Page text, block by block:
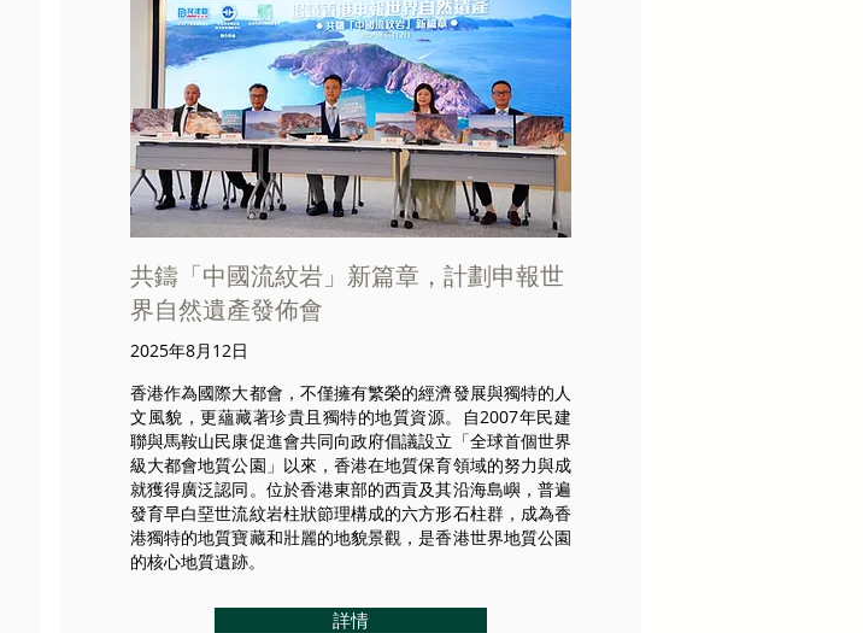
共鑄「中國流紋岩」新篇章，計劃申報世
界自然遺產發佈會
2025年8月12日
香港作為國際大都會，不僅擁有繁榮的經濟發展與獨特的人
文風貌，更蘊藏著珍貴且獨特的地質資源。自2007年民建
聯與馬鞍山民康促進會共同向政府倡議設立「全球首個世界
級大都會地質公園」以來，香港在地質保育領域的努力與成
就獲得廣泛認同。位於香港東部的西貢及其沿海島嶼，普遍
發育早白堊世流紋岩柱狀節理構成的六方形石柱群，成為香
港獨特的地質寶藏和壯麗的地貌景觀，是香港世界地質公園
的核心地質遺跡。
詳情